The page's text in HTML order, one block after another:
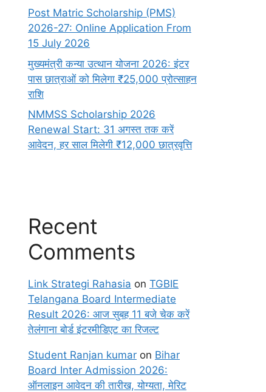
Post Matric Scholarship (PMS)
2026-27: Online Application From
15 July 2026
मुख्यमंत्री कन्या उत्थान योजना 2026: इंटर
पास छात्राओं को मिलेगा ₹25,000 प्रोत्साहन
राशि
NMMSS Scholarship 2026
Renewal Start: 31 अगस्त तक करें
आवेदन, हर साल मिलेगी ₹12,000 छात्रवृत्ति
Recent
Comments
Link Strategi Rahasia on TGBIE
Telangana Board Intermediate
Result 2026: आज सुबह 11 बजे चेक करें
तेलंगाना बोर्ड इंटरमीडिएट का रिजल्ट
Student Ranjan kumar on Bihar
Board Inter Admission 2026:
ऑनलाइन आवेदन की तारीख, योग्यता, मेरिट